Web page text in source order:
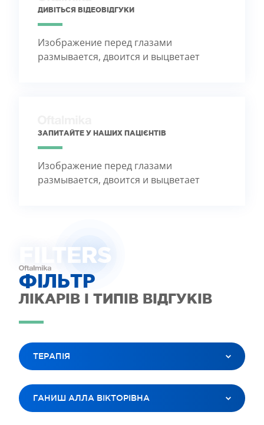
ДИВІТЬСЯ ВІДЕОВІДГУКИ
Изображение перед глазами
размывается, двоится и выцветает
ЗАПИТАЙТЕ У НАШИХ ПАЦІЄНТІВ
Изображение перед глазами
размывается, двоится и выцветает
FILTERS
ФІЛЬТР
ЛІКАРІВ І ТИПІВ ВІДГУКІВ
ТЕРАПІЯ
ВСІ ПОСЛУГИ
ЛАЗЕРНА КОРЕКЦІЯ ЗОРУ
ГАНИШ АЛЛА ВІКТОРІВНА